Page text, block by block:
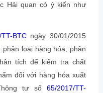
Hải quan có ý kiến như
BTCngày 30/01/2015
loại hàng hóa, phân
tích để kiểm tra chất
đối với hàng hóa xuất
tư số65/2017/TT-